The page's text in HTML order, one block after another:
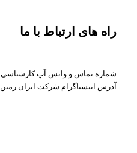
راه های ارتباط با ما
شماره تماس و واتس آپ کارشناسی
آدرس اینستاگرام شرکت ایران زمین